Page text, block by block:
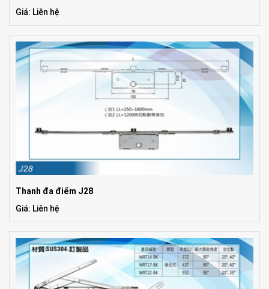
Giá: Liên hệ
Thanh đa điểm J28
Giá: Liên hệ